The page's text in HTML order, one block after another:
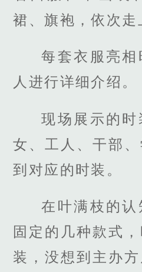
裙、旗袍，依次走
每套衣服亮
人进行详细介绍。
现场展示的时
女、工人、干部
到对应的时装。
在叶满枝的
固定的几种款式
装，没想到主办